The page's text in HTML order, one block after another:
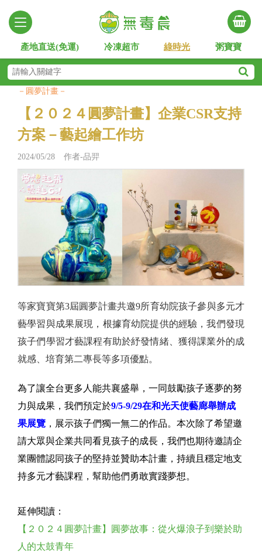
產地直送(免運) 冷凍超市 綠時光 粥寶寶
－圓夢計畫－
【２０２４圓夢計畫】企業CSR支持
方案－藝起繪工作坊
2024/05/28 作者-品羿
​​​​​​​等家寶寶第3屆圓夢計畫共邀9所育幼院孩子參與多元才
藝學習與成果展現，根據育幼院提供的經驗，我們發現
孩子們學習才藝課程有助於紓發情緒、獲得課業外的成
就感、培育第二專長等多項優點。
為了讓全台更多人能共襄盛舉，一同鼓勵孩子逐夢的努
力與成果，我們預定於9/5-9/29在和光天使藝廊舉辦成
果展覽 ，展示孩子們獨一無二的作品。本次除了希望邀
請大眾與企業共同看見孩子的成長，我們也期待邀請企
業團體認同孩子的堅持並贊助本計畫，持續且穩定地支
持多元才藝課程，幫助他們勇敢實踐夢想。
延伸閱讀：
【２０２４圓夢計畫】圓夢故事：從火爆浪子到樂於助
人的太鼓青年